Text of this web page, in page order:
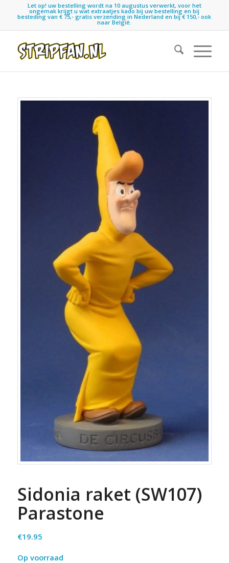
Let op! uw bestelling wordt na 10 augustus verwerkt, voor het
ongemak krijgt u wat extraatjes kado bij uw bestelling en bij
besteding van € 75,- gratis verzending in Nederland en bij € 150,- ook
naar België.
Sidonia raket (SW107)
Parastone
€19.95
Op voorraad